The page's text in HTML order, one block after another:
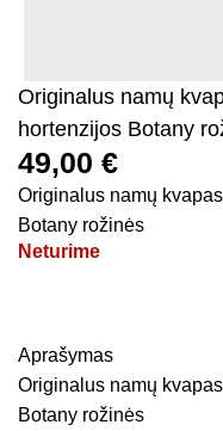
Originalus namų
hortenzijos Botany
49,00 €
Originalus namų
Botany rožinės
Neturime
Aprašymas
Originalus namų
Botany rožinės